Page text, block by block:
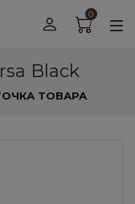
0
Black
ТОВАРА